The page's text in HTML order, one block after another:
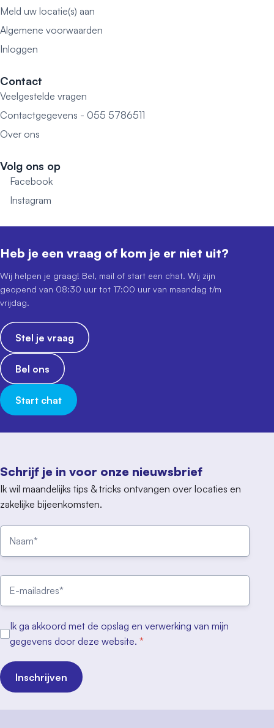
Meld uw locatie(s) aan
Algemene voorwaarden
Inloggen
Contact
Veelgestelde vragen
Contactgegevens - 055 5786511
Over ons
Volg ons op
Facebook
Instagram
Schrijf je in voor onze nieuwsbrief
Ik wil maandelijks tips & tricks ontvangen over locaties en
zakelijke bijeenkomsten.
Ik ga akkoord met de opslag en verwerking van mijn
gegevens door deze website. *
Inschrijven
Heb je een vraag of kom je er niet uit?
Wij helpen je graag! Bel, mail of start een chat. Wij zijn
geopend van 08:30 uur tot 17:00 uur van maandag t/m
vrijdag.
Stel je vraag
Bel ons
Start chat